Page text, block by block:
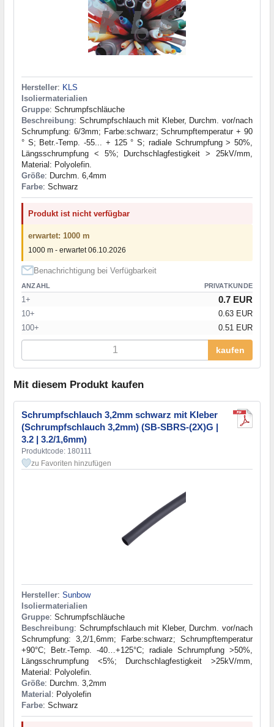
Hersteller: KLS
Isoliermaterialien
Gruppe: Schrumpfschläuche
Beschreibung: Schrumpfschlauch mit Kleber, Durchm. vor/nach
Schrumpfung: 6/3mm; Farbe:schwarz; Schrumpftemperatur + 90
° S; Betr.-Temp. -55... + 125 ° S; radiale Schrumpfung > 50%,
Längsschrumpfung < 5%; Durchschlagfestigkeit > 25kV/mm,
Material: Polyolefin.
Größe: Durchm. 6,4mm
Farbe: Schwarz
Produkt ist nicht verfügbar
erwartet: 1000 m
1000 m - erwartet 06.10.2026
Benachrichtigung bei Verfügbarkeit
ANZAHL PRIVATKUNDE
1+ 0.7 EUR
10+
0.63 EUR
100+
0.51 EUR
kaufen
Mit diesem Produkt kaufen
Schrumpfschlauch 3,2mm schwarz mit Kleber
(Schrumpfschlauch 3,2mm) (SB-SBRS-(2X)G |
3.2 | 3.2/1,6mm)
Produktcode: 180111
zu Favoriten hinzufügen
Hersteller: Sunbow
Isoliermaterialien
Gruppe: Schrumpfschläuche
Beschreibung: Schrumpfschlauch mit Kleber, Durchm. vor/nach
Schrumpfung: 3,2/1,6mm; Farbe:schwarz; Schrumpftemperatur
+90°C; Betr.-Temp. -40…+125°C; radiale Schrumpfung >50%,
Längsschrumpfung <5%; Durchschlagfestigkeit >25kV/mm,
Material: Polyolefin.
Größe: Durchm. 3,2mm
Material : Polyolefin
Farbe: Schwarz